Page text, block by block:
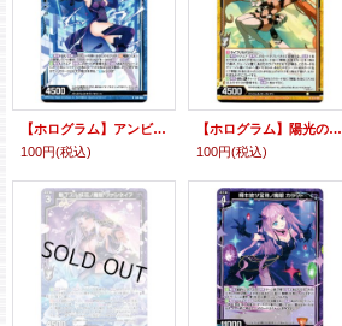
【ホログラム】アンビシャドウ サイト
100円(税込)
【ホログラム】陽光の輝聖 ルミレア
100円(税込)